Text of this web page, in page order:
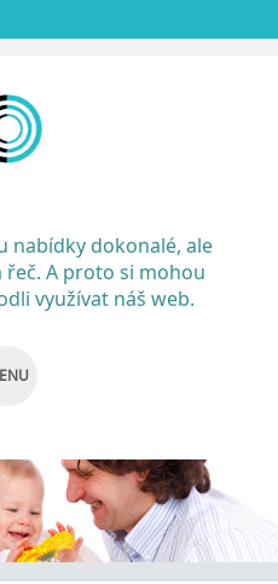
nabídky dokonalé, ale
A proto si mohou
využívat náš web.